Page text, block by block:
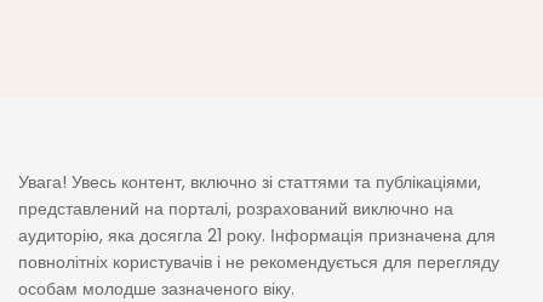
Увага! Увесь контент, включно зі статтями та публікаціями,
представлений на порталі, розрахований виключно на
аудиторію, яка досягла 21 року. Інформація призначена для
повнолітніх користувачів і не рекомендується для перегляду
особам молодше зазначеного віку.